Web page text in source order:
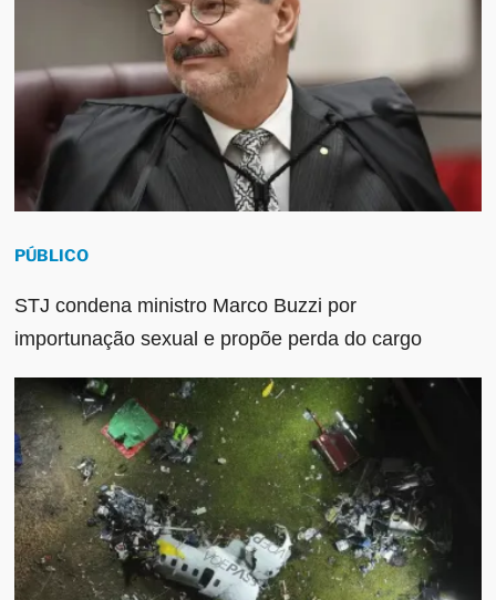
PÚBLICO
STJ condena ministro Marco Buzzi por
importunação sexual e propõe perda do cargo